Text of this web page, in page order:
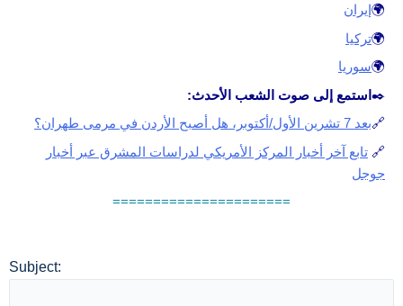
🌍إيران
🌍تركيا
🌍سوريا
✒️ استمع إلى صوت الشعب الأحدث:
🔗بعد 7 تشرين الأول/أكتوبر، هل أصبح الأردن في مرمى طهران؟
🔗 تابع آخر أخبار المركز الأمريكي لدراسات المشرق عبر أخبار
جوجل
======================
Subject: